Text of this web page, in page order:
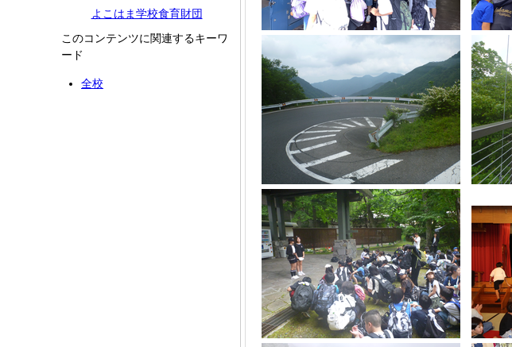
よこはま学校食育財団
このコンテンツに関連するキーワ
ード
全校